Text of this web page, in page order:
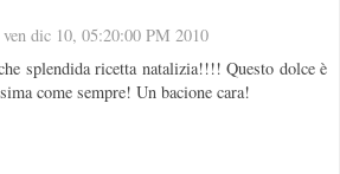
ven dic 10, 05:20:00 PM 2010
splendida ricetta natalizia!!!! Questo dolce è
come sempre! Un bacione cara!